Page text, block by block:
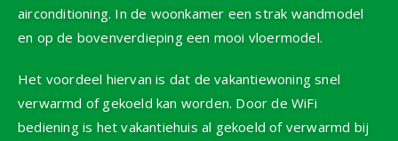
airconditioning. In de woonkamer een strak wandmodel
en op de bovenverdieping een mooi vloermodel.
Het voordeel hiervan is dat de vakantiewoning snel
verwarmd of gekoeld kan worden. Door de WiFi
bediening is het vakantiehuis al gekoeld of verwarmd bij